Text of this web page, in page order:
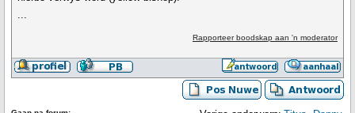
...
Rapporteer boodskap aan 'n moderator